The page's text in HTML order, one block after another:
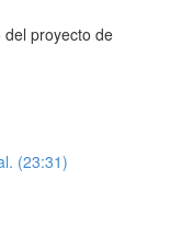
proyecto de
(23:31)